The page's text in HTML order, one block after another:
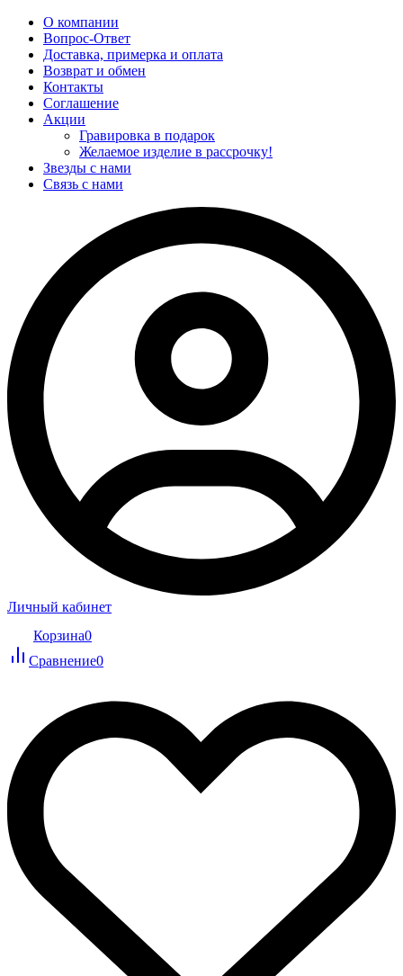
О компании
Вопрос-Ответ
Доставка, примерка и оплата
Возврат и обмен
Контакты
Соглашение
Акции
Гравировка в подарок
Желаемое изделие в рассрочку!
Звезды с нами
Связь с нами
Личный кабинет
Корзина0
Сравнение0